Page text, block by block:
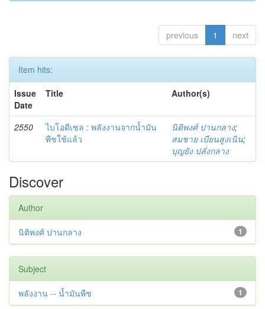
previous 1 next
Item hits:
Issue
Date
Title Author(s)
2550
ไบโอดีเซล : พลังงานจากน้ำมัน
พืชใช้แล้ว
นิติพงศ์ ปานกลาง;
สมชาย เบียนสูงเนิน;
บุญยัง ปลั่งกลาง
Discover
Author
1
นิติพงศ์ ปานกลาง
Subject
1
พลังงาน -- น้ำมันพืช